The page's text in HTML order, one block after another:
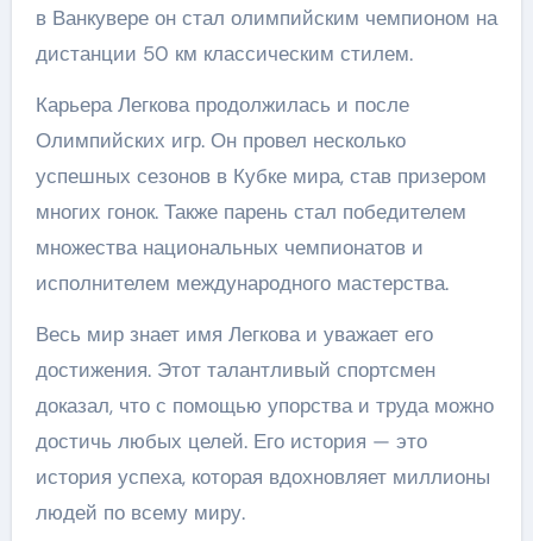
в Ванкувере он стал олимпийским чемпионом на
дистанции 50 км классическим стилем.
Карьера Легкова продолжилась и после
Олимпийских игр. Он провел несколько
успешных сезонов в Кубке мира, став призером
многих гонок. Также парень стал победителем
множества национальных чемпионатов и
исполнителем международного мастерства.
Весь мир знает имя Легкова и уважает его
достижения. Этот талантливый спортсмен
доказал, что с помощью упорства и труда можно
достичь любых целей. Его история — это
история успеха, которая вдохновляет миллионы
людей по всему миру.